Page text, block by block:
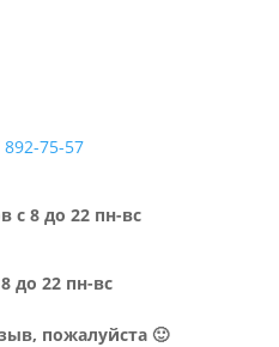
892-75-57
с 8 до 22 пн-вс
до 22 пн-вс
пожалуйста 🙂